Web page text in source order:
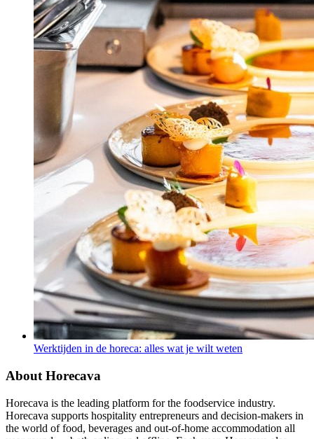
Werktijden in de horeca: alles wat je wilt weten
About Horecava
Horecava is the leading platform for the foodservice industry.
Horecava supports hospitality entrepreneurs and decision-makers in
the world of food, beverages and out-of-home accommodation all